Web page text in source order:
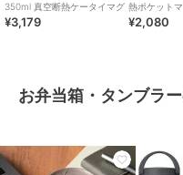
蓋・せ
ピレン
商品の
お弁当
350ml 真空断熱ケータイマグ
¥3,179
熱ポケット
¥2,080
お弁当箱・タンブラ